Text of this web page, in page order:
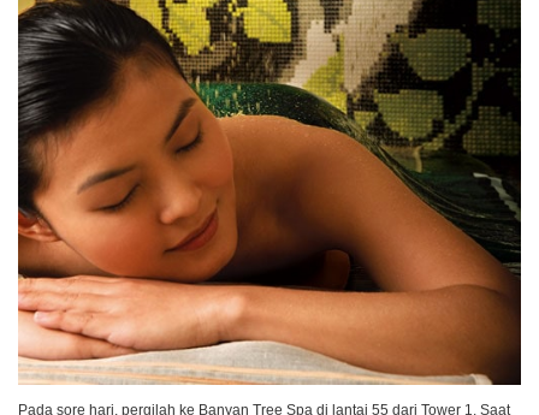
Pada sore hari, pergilah ke Banyan Tree Spa di lantai 55 dari Tower 1. Saat